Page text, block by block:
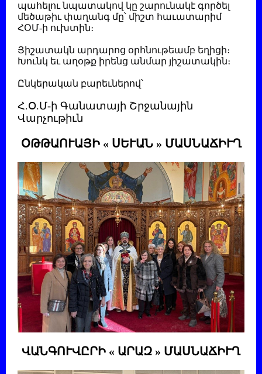
պահելու նպատակով կը շարունակէ գործել
մեծաթիւ փաղանգ մը՝ միշտ հաւատարիմ
ՀՕՄ-ի ուխտին։
Յիշատակն արդարոց օրհնութեամբ եղիցի։
Խունկ եւ աղօթք իրենց անմար յիշատակին։
Ընկերական բարեւներով՝
Հ.Օ.Մ-ի Գանատայի Շրջանային
Վարչութիւն
ՕԹԹԱՈՒԱՅԻ « ՍԵՒԱՆ » ՄԱՍՆԱՃԻՒՂ
ՎԱՆԳՈՒՎԸՐԻ « ԱՐԱԶ » ՄԱՍՆԱՃԻՒՂ